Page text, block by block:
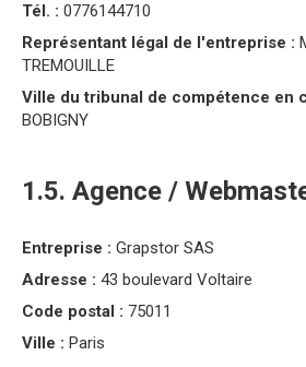
Tél. : 0776144710
Représentant légal de l'entreprise :
TREMOUILLE
Ville du tribunal de compétence en
BOBIGNY
1.5. Agence /
Entreprise : Grapstor SAS
Adresse : 43 boulevard Voltaire
Code postal : 75011
Ville : Paris